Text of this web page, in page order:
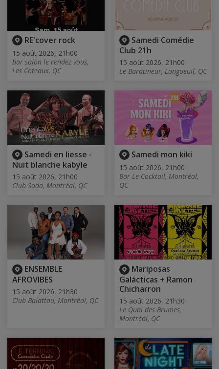
RE'cover rock
15 août 2026, 21h00
bar salon le rendez vous,
Les Coteaux, QC
Samedi Comédie
Club 21h
15 août 2026, 21h00
Le Baratineur, Longueuil, QC
Samedi en liesse -
Nuit blanche kabyle
15 août 2026, 21h00
Club Soda, Montréal, QC
Samedi mon kiki
15 août 2026, 21h00
Bar Le Cocktail, Montréal,
QC
ENSEMBLE
AFROVIBES
15 août 2026, 21h30
Club Balattou, Montréal, QC
Mariposas
Galácticas + Ramon
Chicharron
15 août 2026, 21h30
Le Quai des Brumes,
Montréal, QC